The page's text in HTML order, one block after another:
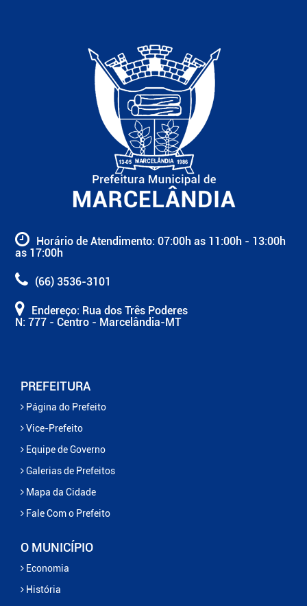
Horário de Atendimento: 07:00h as 11:00h - 13:00h
as 17:00h
(66) 3536-3101
Endereço: Rua dos Três Poderes
N: 777 - Centro - Marcelândia-MT
PREFEITURA
Página do Prefeito
Vice-Prefeito
Equipe de Governo
Galerias de Prefeitos
Mapa da Cidade
Fale Com o Prefeito
O MUNICÍPIO
Economia
História